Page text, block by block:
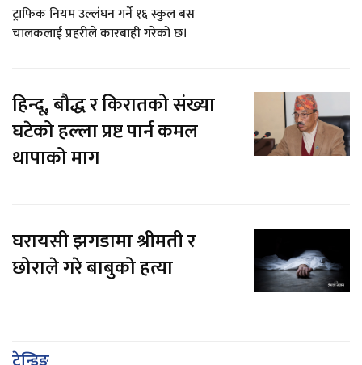
ट्राफिक नियम उल्लंघन गर्ने १६ स्कुल बस
चालकलाई प्रहरीले कारबाही गरेको छ।
हिन्दू, बौद्ध र किरातको संख्या
घटेको हल्ला प्रष्ट पार्न कमल
थापाको माग
घरायसी झगडामा श्रीमती र
छोराले गरे बाबुको हत्या